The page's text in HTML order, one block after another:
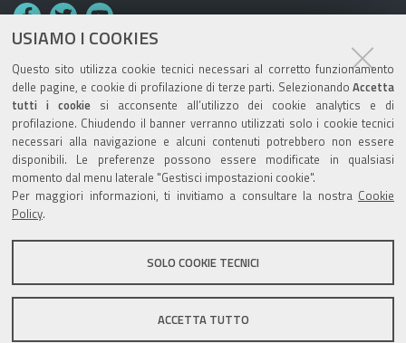
USIAMO I COOKIES
Questo sito utilizza cookie tecnici necessari al corretto funzionamento
delle pagine, e cookie di profilazione di terze parti. Selezionando Accetta
tutti i cookiesi acconsente all’utilizzo dei cookie analytics e di
profilazione. Chiudendo il banner verranno utilizzati solo i cookie tecnici
necessari alla navigazione e alcuni contenuti potrebbero non essere
disponibili. Le preferenze possono essere modificate in qualsiasi
momento dal menu laterale "Gestisci impostazioni cookie".
Per maggiori informazioni, ti invitiamo a consultare la nostra Cookie
Policy.
SOLO COOKIE TECNICI
ACCETTA TUTTO
F
a
c
e
b
o
o
k
T
w
t
t
e
r
Y
o
u
T
u
b
e
TRASPARENZA
Amministrazione trasparente AUSL
Amministrazione trasparente OSPFE
LA NOSTRA REDAZIONE
Mappa del sito Note legali